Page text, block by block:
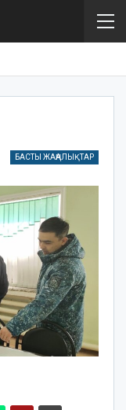
БАСТЫ ЖАҢАЛЫҚТАР